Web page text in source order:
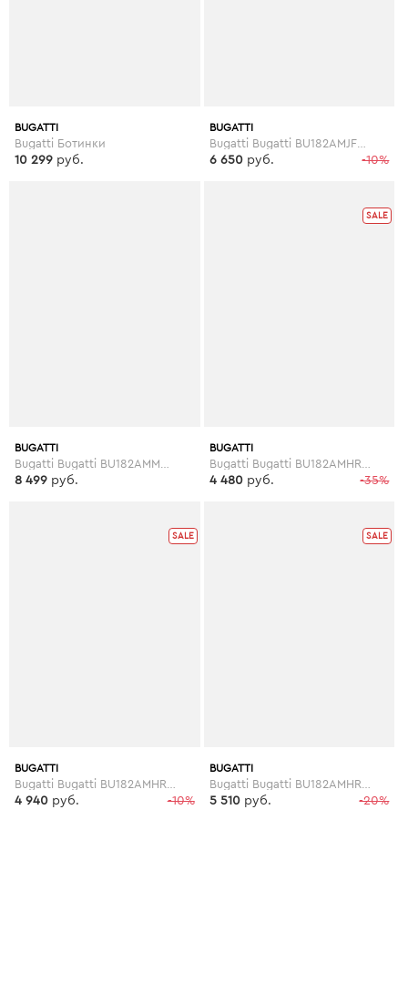
BUGATTI
Bugatti Ботинки
10 299 руб.
BUGATTI
Bugatti Bugatti BU182AMJFK23
-10%
6 650 руб.
BUGATTI
8 499 руб.
SALE
BUGATTI
-35%
4 480 руб.
SALE
BUGATTI
-10%
4 940 руб.
SALE
BUGATTI
-20%
5 510 руб.